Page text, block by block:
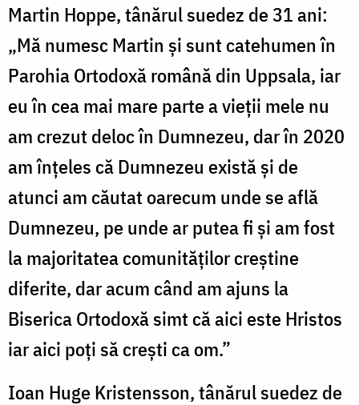
Martin Hoppe, tânărul suedez de 31 ani:
„Mă numesc Martin și sunt catehumen în
Parohia Ortodoxă română din Uppsala, iar
eu în cea mai mare parte a vieții mele nu
am crezut deloc în Dumnezeu, dar în 2020
am înțeles că Dumnezeu există și de
atunci am căutat oarecum unde se află
Dumnezeu, pe unde ar putea fi și am fost
la majoritatea comunităților creștine
diferite, dar acum când am ajuns la
Biserica Ortodoxă simt că aici este Hristos
iar aici poți să crești ca om.”
Ioan Huge Kristensson, tânărul suedez de